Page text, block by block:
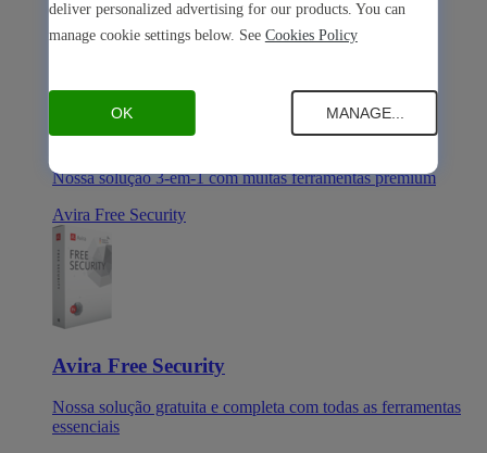
Avira Internet Security
Nossa solução 3-em-1 com muitas ferramentas premium
Avira Free Security
Avira Free Security
Nossa solução gratuita e completa com todas as ferramentas
essenciais
deliver personalized advertising for our products. You can
manage cookie settings below. See Cookies Policy
OK MANAGE...